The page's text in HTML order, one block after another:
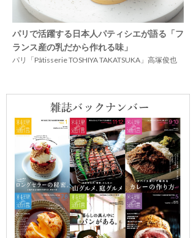
パリで活躍する日本人パティシエが語る「フ
ランス産の乳だから作れる味」
パリ「Pâtisserie TOSHIYA TAKATSUKA」高塚俊也